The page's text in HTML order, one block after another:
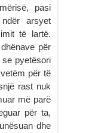
pasi
arsyet
të lartë.
për
pyetësori
për të
rast nuk
më parë
për ta,
dhe